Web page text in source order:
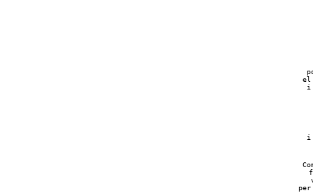
el
i
i